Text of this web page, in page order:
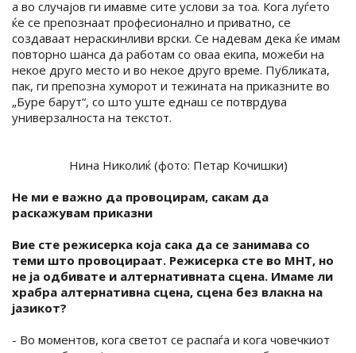
а во случајов ги имавме сите услови за тоа. Кога луѓето
ќе се препознаат професионално и приватно, се
создаваат нераскинливи врски. Се надевам дека ќе имам
повторно шанса да работам со оваа екипа, можеби на
некое друго место и во некое друго време. Публиката,
пак, ги препозна хуморот и тежината на приказните во
„Буре барут“, со што уште еднаш се потврдува
универзалноста на текстот.
Нина Николиќ (фото: Петар Кочишки)
Не ми е важно да провоцирам, сакам да
раскажувам приказни
Вие сте режисерка која сака да се занимава со
теми што провоцираат. Режисерка сте во МНТ, но
не ја одбивате и алтернативната сцена. Имаме ли
храбра алтернативна сцена, сцена без влакна на
јазикот?
- Во моментов, кога светот се распаѓа и кога човечкиот